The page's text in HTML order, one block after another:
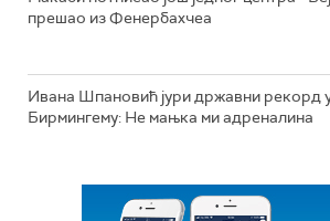
прешао из Фенербахчеа
Ивана Шпановић јури државни рекорд
Бирмингему: Не мањка ми адреналина